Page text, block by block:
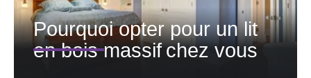
Pourquoi opter pour un lit
en bois massif chez vous